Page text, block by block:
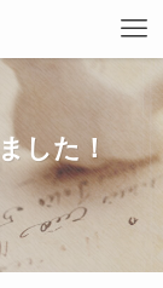
した！